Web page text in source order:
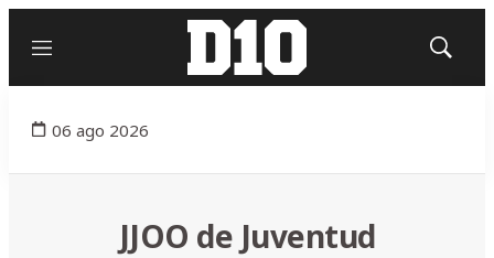
Menú
Mostrar
06 ago 2026
JJOO de Juventud